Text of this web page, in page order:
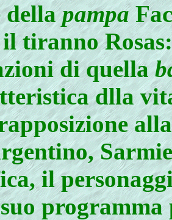
dellapampa
il tiranno
di quella
dlla
il